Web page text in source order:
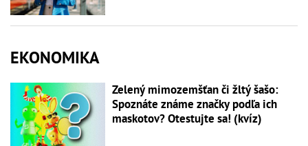
EKONOMIKA
Zelený mimozemšťan či žltý šašo:
Spoznáte známe značky podľa ich
maskotov? Otestujte sa! (kvíz)